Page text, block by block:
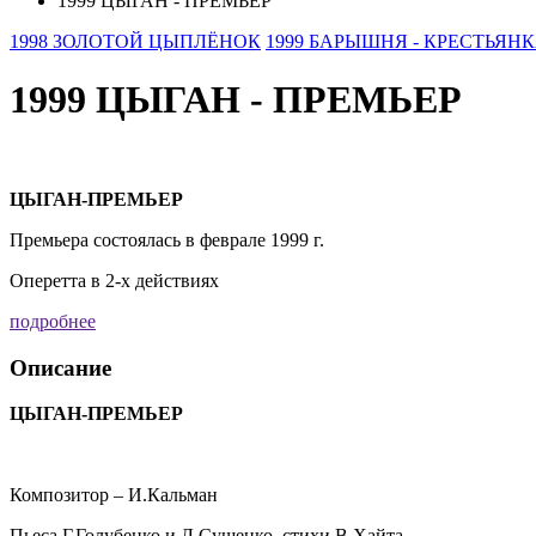
1998 ЗОЛОТОЙ ЦЫПЛЁНОК 1999 БАРЫШНЯ -
1999 ЦЫГАН - ПРЕМЬЕР
ЦЫГАН-ПРЕМЬЕР
Премьера состоялась в феврале 1999 г.
Оперетта в 2-х действиях
подробнее
Описание
ЦЫГАН-ПРЕМЬЕР
Композитор – И.Кальман